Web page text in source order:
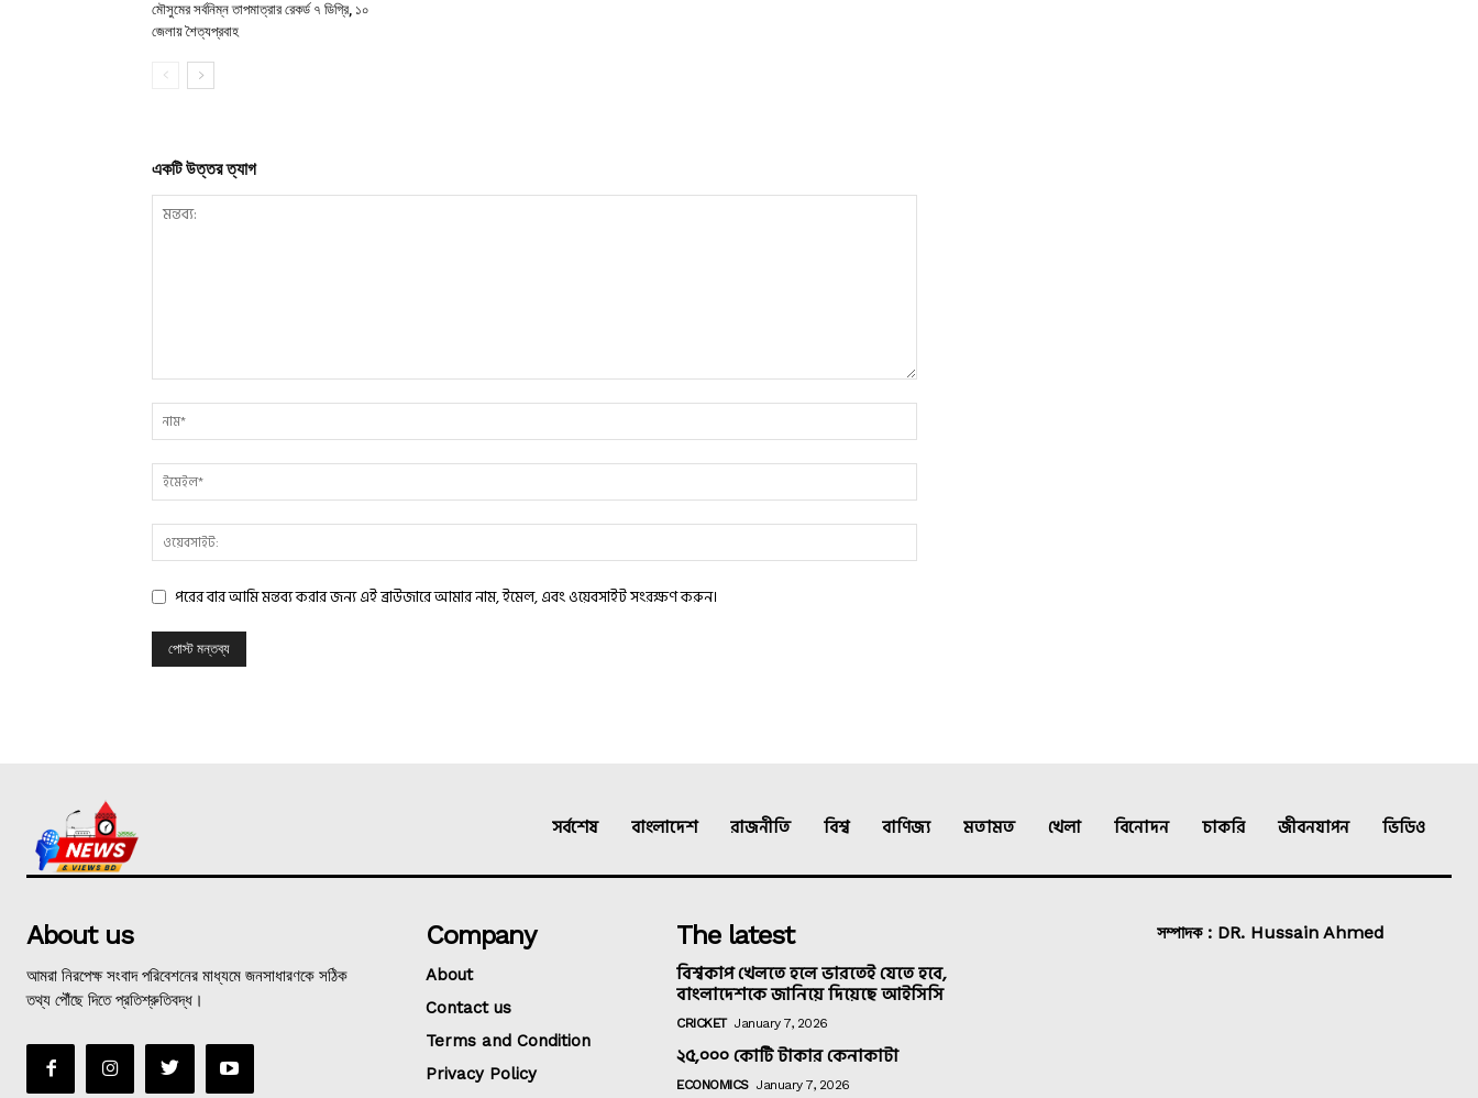
মৌসুমের সর্বনিম্ন তাপমাত্রার রেকর্ড ৭ ডিগ্রি, ১০
জেলায় শৈত্যপ্রবাহ
একটি উত্তর ত্যাগ
পরের বার আমি মন্তব্য করার জন্য এই ব্রাউজারে আমার নাম, ইমেল, এবং ওয়েবসাইট সংরক্ষণ করুন।
সর্বশেষ বাংলাদেশ রাজনীতি বিশ্ব বাণিজ্য মতামত খেলা বিনোদন চাকরি জীবনযাপন ভিডিও
About us
আমরা নিরপেক্ষ সংবাদ পরিবেশনের মাধ্যমে জনসাধারণকে সঠিক
তথ্য পৌঁছে দিতে প্রতিশ্রুতিবদ্ধ।
Company
About
Contact us
Terms and Condition
Privacy Policy
The latest
বিশ্বকাপ খেলতে হলে ভারতেই যেতে হবে,
বাংলাদেশকে জানিয়ে দিয়েছে আইসিসি
CRICKET January 7, 2026
২৫,০০০ কোটি টাকার কেনাকাটা
ECONOMICS January 7, 2026
সম্পাদক : DR. Hussain Ahmed